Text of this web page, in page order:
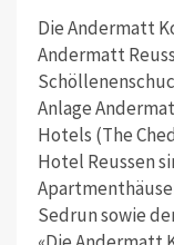
Die Andermatt
Andermatt
Anlage
Hotels (The
Hotel Reussen
Sedrun sowie